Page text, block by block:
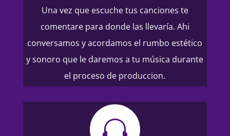
Una vez que escuche tus canciones te
comentare para donde las llevaría. Ahi
conversamos y acordamos el rumbo estético
y sonoro que le daremos a tu música durante
el proceso de produccion.
